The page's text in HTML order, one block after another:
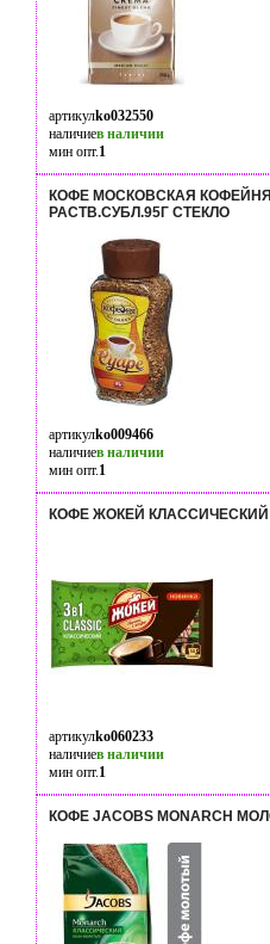
артикулko032550
наличиев наличии
мин опт.1
КОФЕ МОСКОВСКАЯ
РАСТВ.СУБЛ.95Г СТЕКЛО
артикулko009466
наличиев наличии
мин опт.1
КОФЕ ЖОКЕЙ КЛАССИЧЕСКИЙ
артикулko060233
наличиев наличии
мин опт.1
КОФЕ JACOBS MONARCH